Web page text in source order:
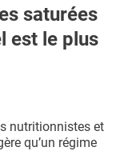
en
liste
saturées
est le plus
nutritionnistes et
qu’un régime